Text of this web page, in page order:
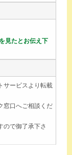
見たとお伝え下
サービスより転載
窓口へご相談くだ
ので御了承下さ